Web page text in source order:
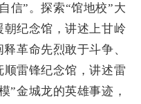
信”。探索“馆地校”大
纪念馆，讲述上甘岭
革命先烈敢于斗争、
雷锋纪念馆，讲述雷
”金城龙的英雄事迹，